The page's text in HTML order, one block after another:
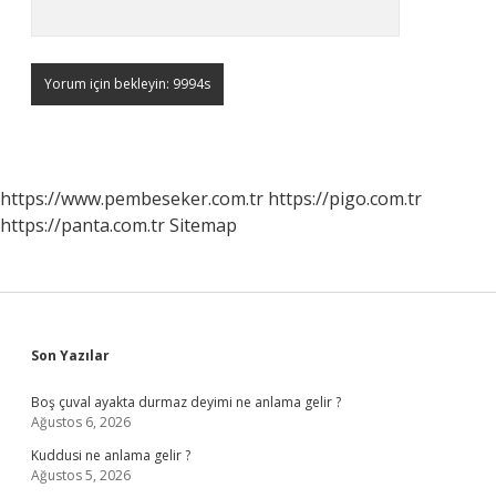
https://www.pembeseker.com.tr https://pigo.com.tr
https://panta.com.trSitemap
Sidebar
Son Yazılar
Boş çuval ayakta durmaz deyimi ne anlama gelir ?
Ağustos 6, 2026
Kuddusi ne anlama gelir ?
Ağustos 5, 2026